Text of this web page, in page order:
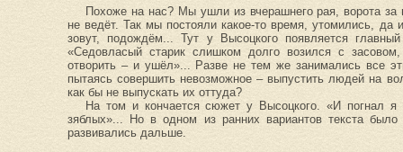
Похоже на нас? Мы ушли из вчерашнего рая, ворота за
не ведёт. Так мы постояли какое-то время, утомились, да
зовут, подождём... Тут у Высоцкого появляется
«Седовласый старик слишком долго возился с
отворить – и ушёл»... Разве не тем же занимались все
пытаясь совершить невозможное – выпустить людей на
как бы не выпускать их оттуда?
На том и кончается сюжет у Высоцкого. «И погнал я
зяблых»... Но в одном из ранних вариантов текста
развивались дальше.